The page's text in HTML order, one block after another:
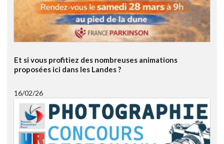
Et si vous profitiez des nombreuses animations
proposées ici dans les Landes ?
16/02/26